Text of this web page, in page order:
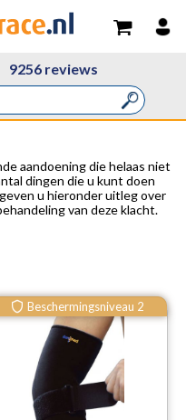
9256 reviews
aandoening die helaas niet
dingen die u kunt doen
u hieronder uitleg over
van deze klacht.
Beschermingsniveau 2